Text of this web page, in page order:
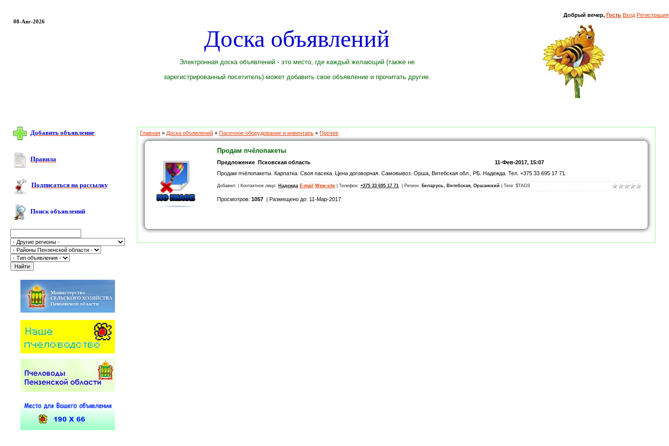
Добрый вечер, Гость Вход Регистрация
08-Авг-2026
Доска объявлений
Электронная доска объявлений - это место, где каждый желающий (также не
зарегистрированный посетитель) может добавить свое объявление и прочитать другие.
Добавить объявление
Правила
Подписаться на рассылку
Поиск объявлений
Главная » Доска объявлений » Пасечное оборудование и инвентарь » Прочее
Продам пчёлопакеты
Предложение Псковская область
11-Фев-2017, 15:07
Продам пчёлопакеты. Карпатка. Своя пасека. Цена договорная. Самовывоз. Орша, Витебская обл., РБ. Надежда. Тел. +375 33 695 17 71.
Добавил: | Контактное лицо: Надежда E-mail Wew-site | Телефон: +375 33 695 17 71 | Регион: Беларусь, Витебская, Оршанский | Теги: $TAGS
Просмотров: 1057 | Размещено до: 11-Мар-2017